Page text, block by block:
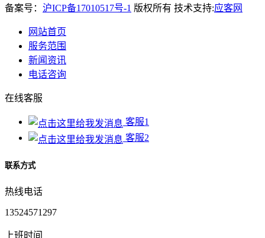
备案号： 沪ICP备17010517号-1 版权所有 技术支持:应客网
网站首页
服务范围
新闻资讯
电话咨询
在线客服
客服1
客服2
联系方式
热线电话
13524571297
上班时间